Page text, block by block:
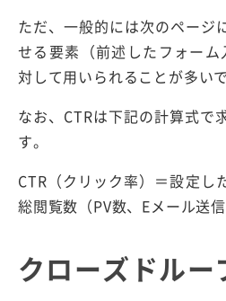
ただ、一般的には次のページ
せる要素（前述したフォー
対して用いられることが多いで
なお、CTRは下記の計算式で
す。
CTR（クリック率）＝設定
総閲覧数（PV数、Eメール送信
クローズドルー